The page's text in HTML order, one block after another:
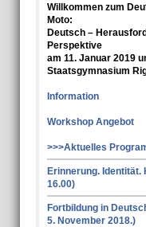
Willkommen zum
Moto:
Deutsch –
Perspektive
am 11. Januar 2019
Staatsgymnasium
Information
Workshop Angebot
>>>Aktuelles
Erinnerung. Identität.
16.00)
Fortbildung in
5. November 2018.)